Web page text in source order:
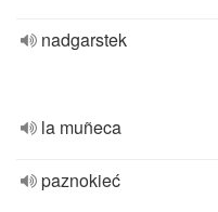
nadgarstek
la muñeca
paznokieć